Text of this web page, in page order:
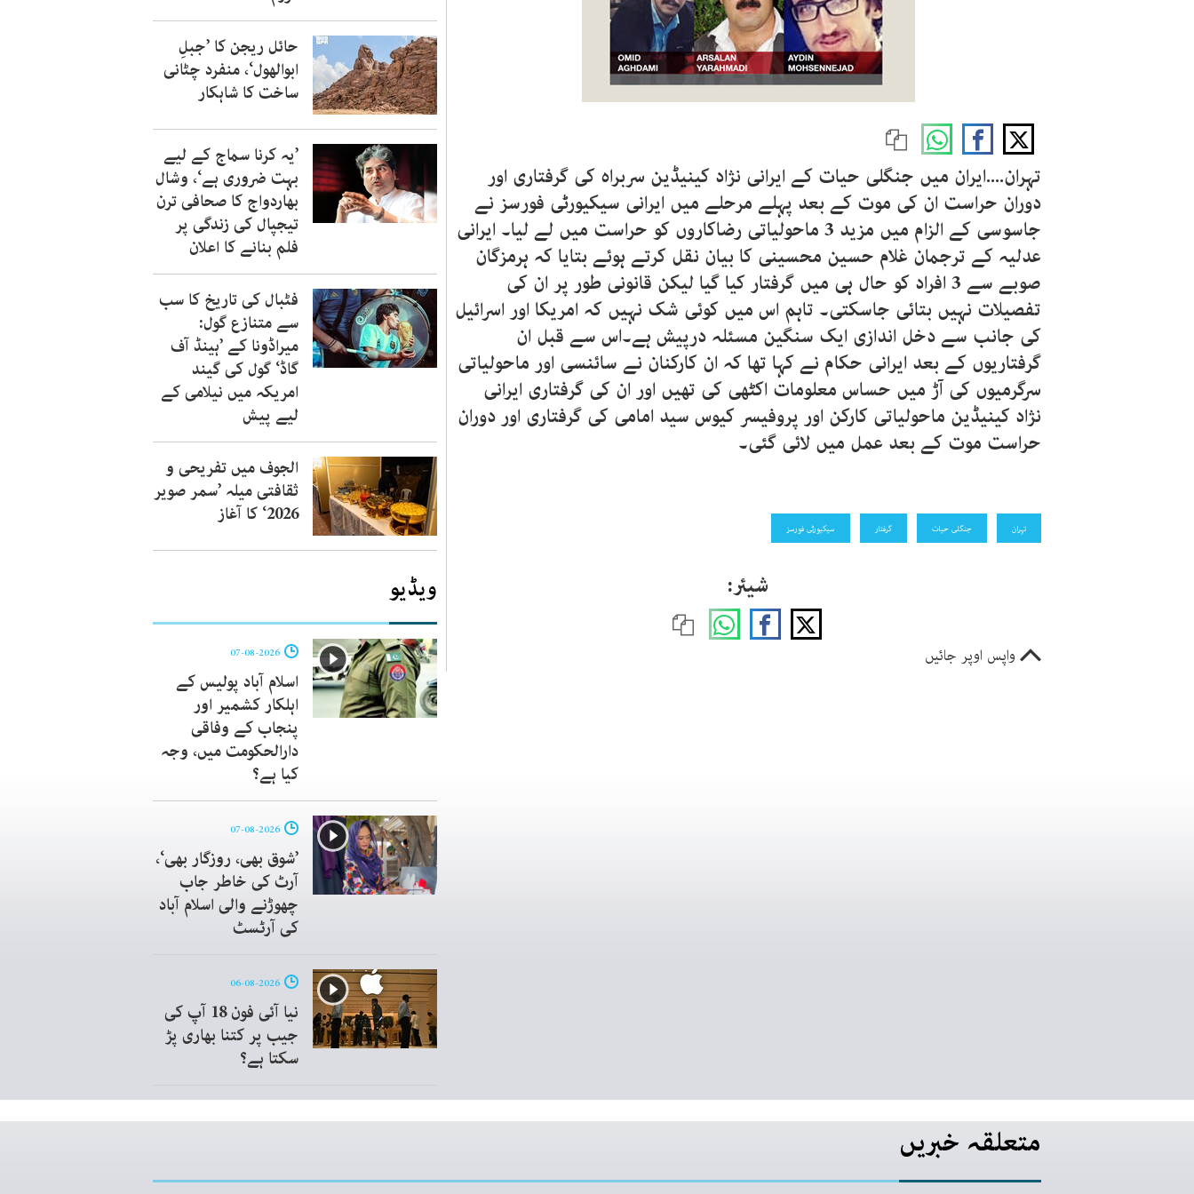
تہران....ایران میں جنگلی حیات کے ایرانی نژاد کینیڈین سربراہ کی گرفتاری اور
دوران حراست ان کی موت کے بعد پہلے مرحلے میں ایرانی سیکیورٹی فورسز نے
جاسوسی کے الزام میں مزید 3 ماحولیاتی رضاکاروں کو حراست میں لے لیا۔ ایرانی
عدلیہ کے ترجمان غلام حسین محسینی کا بیان نقل کرتے ہوئے بتایا کہ ہرمزگان
صوبے سے 3 افراد کو حال ہی میں گرفتار کیا گیا لیکن قانونی طور پر ان کی
تفصیلات نہیں بتائی جاسکتی۔ تاہم اس میں کوئی شک نہیں کہ امریکا اور اسرائیل
کی جانب سے دخل اندازی ایک سنگین مسئلہ درپیش ہے۔اس سے قبل ان
گرفتاریوں کے بعد ایرانی حکام نے کہا تھا کہ ان کارکنان نے سائنسی اور ماحولیاتی
سرگرمیوں کی آڑ میں حساس معلومات اکٹھی کی تھیں اور ان کی گرفتاری ایرانی
نژاد کینیڈین ماحولیاتی کارکن اور پروفیسر کیوس سید امامی کی گرفتاری اور دوران
حراست موت کے بعد عمل میں لائی گئی۔
تہران جنگلی حیات گرفتار سیکیورٹی فورسز
شیئر:
واپس اوپر جائیں
حائل ریجن کا ’جبلِ
ابوالھول‘، منفرد چٹانی
ساخت کا شاہکار
’یہ کرنا سماج کے لیے
بہت ضروری ہے‘، وشال
بھاردواج کا صحافی ترن
تیجپال کی زندگی پر
فلم بنانے کا اعلان
فٹبال کی تاریخ کا سب
سے متنازع گول:
میراڈونا کے ’ہینڈ آف
گاڈ‘ گول کی گیند
امریکہ میں نیلامی کے
لیے پیش
الجوف میں تفریحی و
ثقافتی میلہ ’سمر صویر
2026‘ کا آغاز
ویڈیو
اسلام آباد پولیس کے
اہلکار کشمیر اور
پنجاب کے وفاقی
دارالحکومت میں، وجہ
کیا ہے؟
’شوق بھی، روزگار بھی‘،
آرٹ کی خاطر جاب
چھوڑنے والی اسلام آباد
کی آرٹسٹ
نیا آئی فون 18 آپ کی
جیب پر کتنا بھاری پڑ
سکتا ہے؟
متعلقہ خبریں